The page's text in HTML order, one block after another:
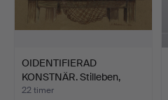
OIDENTIFIERAD
KONSTNÄR. Stilleben,
pastel …
22 timer